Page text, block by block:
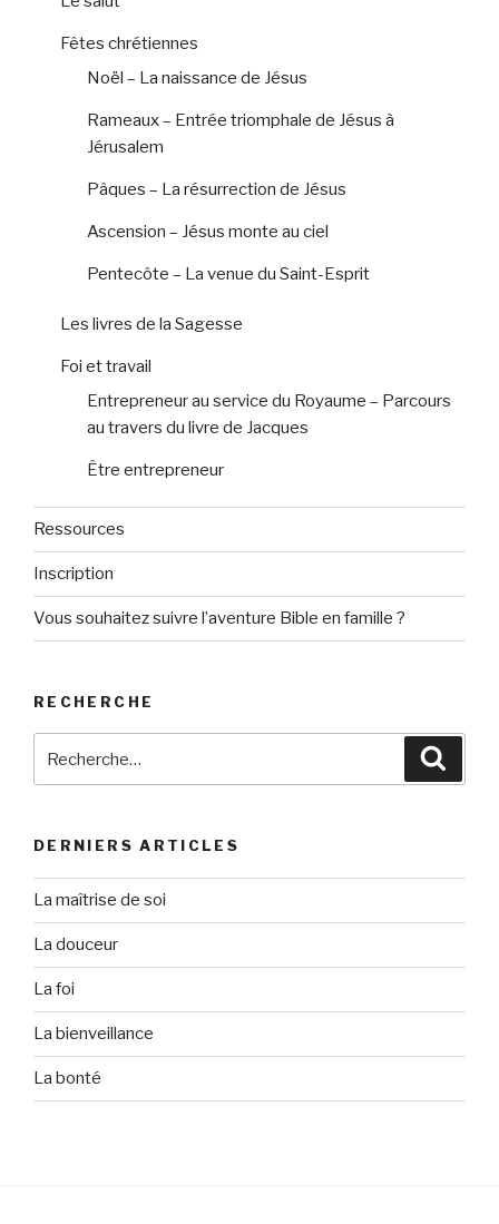
Fêtes chrétiennes
Noël – La naissance de Jésus
Rameaux – Entrée triomphale de Jésus à
Jérusalem
Pâques – La résurrection de Jésus
Ascension – Jésus monte au ciel
Pentecôte – La venue du Saint-Esprit
Les livres de la Sagesse
Foi et travail
Entrepreneur au service du Royaume – Parcours
au travers du livre de Jacques
Être entrepreneur
Ressources
Inscription
Vous souhaitez suivre l’aventure Bible en famille ?
RECHERCHE
pour
DERNIERS ARTICLES
La maîtrise de soi
La douceur
La foi
La bienveillance
La bonté